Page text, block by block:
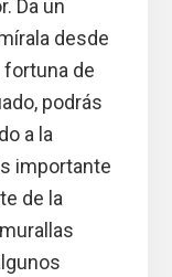
Da un
desde
de
podrás
a la
importante
de la